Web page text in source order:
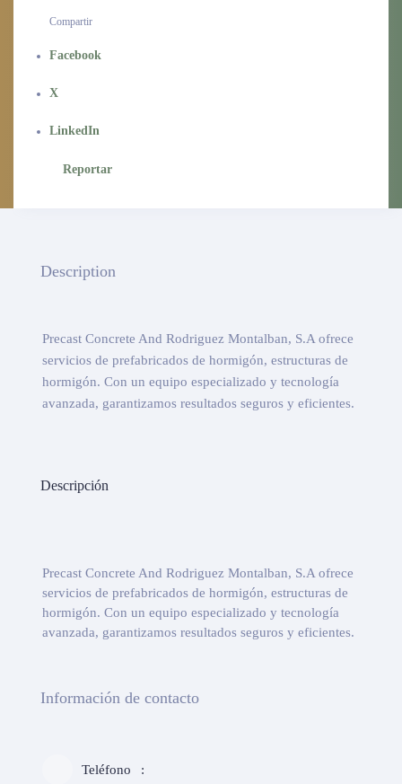
Compartir
Facebook
X
LinkedIn
Reportar
Description
Precast Concrete And Rodriguez Montalban, S.A ofrece
servicios de prefabricados de hormigón, estructuras de
hormigón. Con un equipo especializado y tecnología
avanzada, garantizamos resultados seguros y eficientes.
Descripción
Precast Concrete And Rodriguez Montalban, S.A ofrece
servicios de prefabricados de hormigón, estructuras de
hormigón. Con un equipo especializado y tecnología
avanzada, garantizamos resultados seguros y eficientes.
Información de contacto
Teléfono